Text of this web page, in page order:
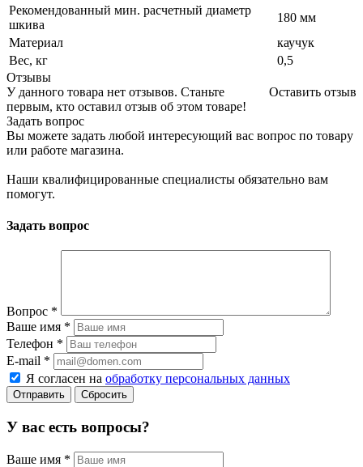
Рекомендованный мин. расчетный диаметр
шкива
180 мм
Материал
каучук
Вес, кг
0,5
Отзывы
Оставить отзыв
У данного товара нет отзывов. Станьте
первым, кто оставил отзыв об этом товаре!
Задать вопрос
Вы можете задать любой интересующий вас вопрос по товару
или работе магазина.
Наши квалифицированные специалисты обязательно вам
помогут.
Задать вопрос
Вопрос *
Ваше имя *
Телефон *
E-mail *
Я согласен на обработку персональных данных
Сбросить
У вас есть вопросы?
Ваше имя *